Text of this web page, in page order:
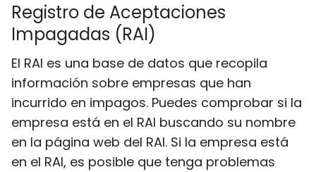
Registro de Aceptaciones
Impagadas (RAI)
El RAI es una base de datos que recopila
información sobre empresas que han
incurrido en impagos. Puedes comprobar si la
empresa está en el RAI buscando su nombre
en la página web del RAI. Si la empresa está
en el RAI, es posible que tenga problemas